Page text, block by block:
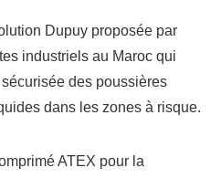
Dupuy proposée par
industriels au Maroc qui
des poussières
dans les zones à risque.
ATEX pour la